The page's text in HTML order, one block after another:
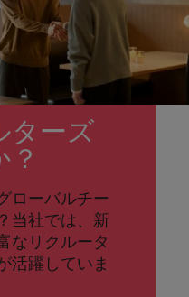
ターズ
ローバルチー
当社では、新
なリクルータ
活躍していま